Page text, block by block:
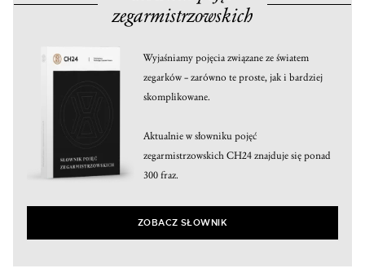
zegarmistrzowskich
Wyjaśniamy pojęcia związane ze światem
zegarków – zarówno te proste, jak i bardziej
skomplikowane.
Aktualnie w słowniku pojęć
zegarmistrzowskich CH24 znajduje się ponad
300 fraz.
ZOBACZ SŁOWNIK